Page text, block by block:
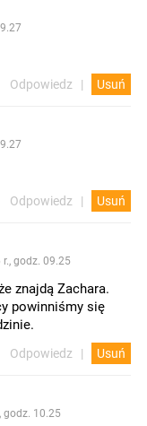
Odpowiedz Usuń
Odpowiedz Usuń
godz. 09.25
znajdą Zachara.
powinniśmy się
Odpowiedz Usuń
godz. 10.25